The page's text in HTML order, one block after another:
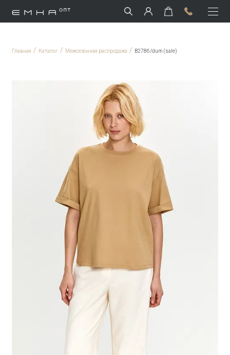
Главная / Каталог / Межсезонная распродажа / B2786/dum (sale)